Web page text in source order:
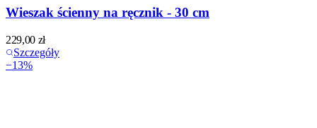
Wieszak ścienny na ręcznik - 30 cm
229,00 zł
Szczegóły
−13%